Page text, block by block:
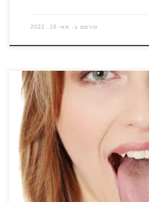
פורסם ב- מאי 16, 2022
עקצוץ או עווית? אם הלשון שלך
הסיבה לכך. זה אולי נשמע מוזר,
שלך יכולים להיות קשורים לכך.
על הלשון שלך? בהחלט כן.
שלך […]